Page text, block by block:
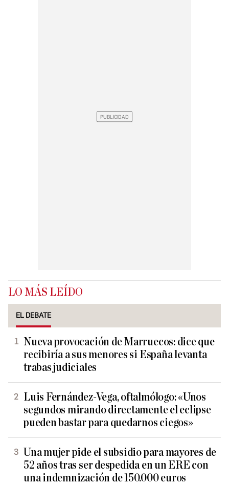
LO MÁS LEÍDO
EL DEBATE
Nueva provocación de Marruecos: dice que
recibiría a sus menores si España levanta
trabas judiciales
Luis Fernández-Vega, oftalmólogo: «Unos
segundos mirando directamente el eclipse
pueden bastar para quedarnos ciegos»
Una mujer pide el subsidio para mayores de
52 años tras ser despedida en un ERE con
una indemnización de 150.000 euros